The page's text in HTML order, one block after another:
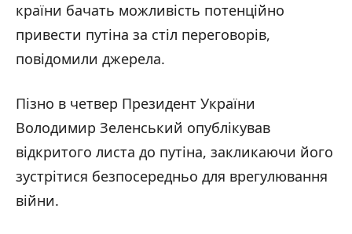
країни бачать можливість потенційно
привести путіна за стіл переговорів,
повідомили джерела.
Пізно в четвер Президент України
Володимир Зеленський опублікував
відкритого листа до путіна, закликаючи його
зустрітися безпосередньо для врегулювання
війни.